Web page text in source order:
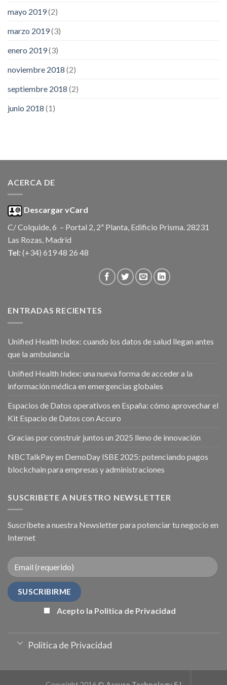
mayo 2019(2)
marzo 2019(3)
enero 2019(3)
noviembre 2018 (2)
septiembre 2018 (2)
junio 2018 (1)
ACERCA DE
Descargar vCard
C/ Colquide, 6 – Portal 2, 2ª Planta, Edificio Prisma. 28231
Las Rozas, Madrid
Tel: (+34) 619 48 26 48
ENTRADAS RECIENTES
Unified Health Index: cuando los datos de salud llegan antes
que la ambulancia
Unified Health Index: una nueva forma de acceder a la
información médica en emergencias globales
Espacios de Datos operativos en España: cómo aprovechar el
Kit Espacio de Datos con Accuro
Gracias por construir juntos un 2025 lleno de innovación
NBCTalkPay en DemoDay ISBE 2025: potenciando pagos
blockchain para empresas y administraciones
SUSCRIBETE A NUESTRO NEWSLETTER
Suscríbete a nuestra Newsletter para potenciar tu negocio en
Internet
Acepto la Politica de Privacidad
Politica de Privacidad